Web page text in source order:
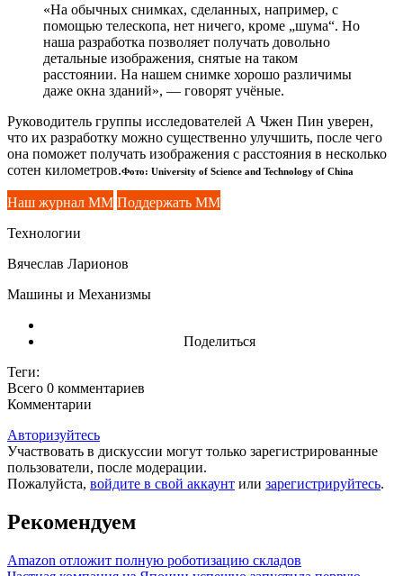
«На обычных снимках, сделанных, например, с
помощью телескопа, нет ничего, кроме „шума“. Но
наша разработка позволяет получать довольно
детальные изображения, снятые на таком
расстоянии. На нашем снимке хорошо различимы
даже окна зданий», — говорят учёные.
Руководитель группы исследователей А Чжен Пин уверен,
что их разработку можно существенно улучшить, после чего
она поможет получать изображения с расстояния в несколько
сотен километров.Фото: University of Science and Technology of China
Наш журнал ММ Поддержать ММ
Технологии
Вячеслав Ларионов
Машины и Механизмы
Поделиться
Теги:
Всего 0 комментариев
Комментарии
Авторизуйтесь
Участвовать в дискуссии могут только зарегистрированные
пользователи, после модерации.
Пожалуйста, войдите в свой аккаунт или зарегистрируйтесь.
Рекомендуем
Amazon отложит полную роботизацию складов